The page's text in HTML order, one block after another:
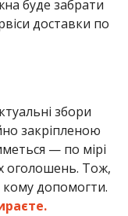
буде забрати
доставки по
збори
закріпленою
— по мірі
оголошень. Тож,
кому допомогти.